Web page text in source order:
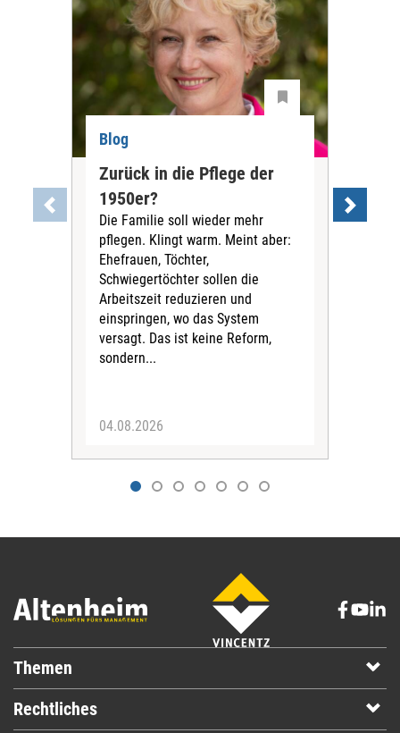
Blog
Zurück in die Pflege der
1950er?
Die Familie soll wieder mehr
pflegen. Klingt warm. Meint aber:
Ehefrauen, Töchter,
Schwiegertöchter sollen die
Arbeitszeit reduzieren und
einspringen, wo das System
versagt. Das ist keine Reform,
sondern...
04.08.2026
Themen
Rechtliches